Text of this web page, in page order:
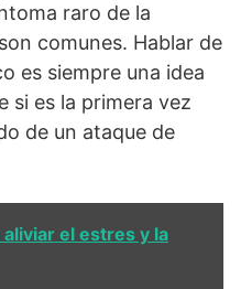
raro de la
comunes. Hablar de
es siempre una idea
si es la primera vez
de un ataque de
el estres y la